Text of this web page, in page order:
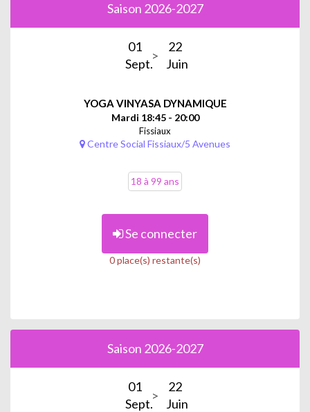
Saison 2026-2027
01
Sept.
22
Juin
YOGA VINYASA DYNAMIQUE
Mardi 18:45 - 20:00
Fissiaux
Centre Social Fissiaux/5 Avenues
18 à 99 ans
Se connecter
0 place(s) restante(s)
Saison 2026-2027
01
Sept.
22
Juin